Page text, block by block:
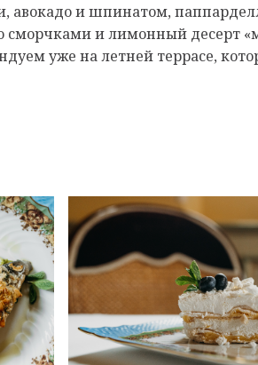
авокадо и шпинатом,
сморчками и лимонный десерт
уже на летней террасе,